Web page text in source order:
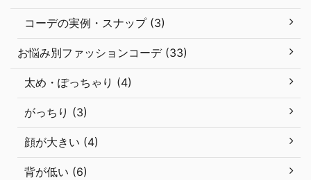
コーデの実例・スナップ (3)
お悩み別ファッションコーデ (33)
太め・ぽっちゃり (4)
がっちり (3)
顔が大きい (4)
背が低い (6)